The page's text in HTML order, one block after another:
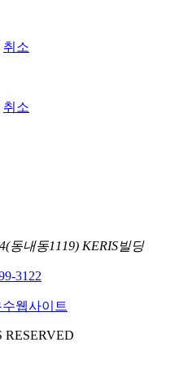
취소
취소
동내동1119) KERIS빌딩
3122
RESERVED